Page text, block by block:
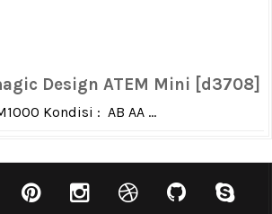
Design ATEM Mini [d3708]
Kondisi : AB AA ...